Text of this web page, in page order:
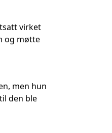
virket
og møtte
men hun
den ble